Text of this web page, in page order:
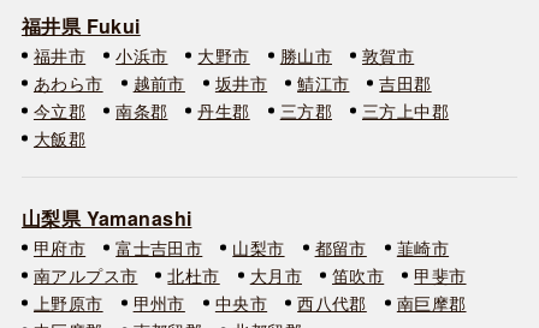
福井県 Fukui
福井市 小浜市 大野市 勝山市
敦賀市
あわら市
越前市 坂井市 鯖江市
吉田郡
今立郡
南条郡 丹生郡 三方郡
三方上中郡
大飯郡
山梨県 Yamanashi
甲府市 富士吉田市 山梨市 都留市
韮崎市
南アルプス市
北杜市 大月市 笛吹市
甲斐市
上野原市
甲州市 中央市 西八代郡
南巨摩郡